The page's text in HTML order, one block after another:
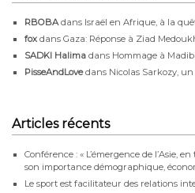
RBOBA dans Israël en Afrique, à la
fox dans Gaza: Réponse à Ziad
SADKI Halima dans Hommage à
PisseAndLovedans Nicolas Sarkozy,
Articles récents
Conférence : « L’émergence de l’Asie,
son importance démographique,
Le sport est facilitateur des relations